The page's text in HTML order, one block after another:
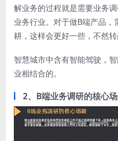
解业务的过程就是需要业务
业务行业。对于做B端产品
耕，这样会更好一些，不然转
智慧城市中含有智能驾驶，
业相结合的。
2、B端业务调研的核心